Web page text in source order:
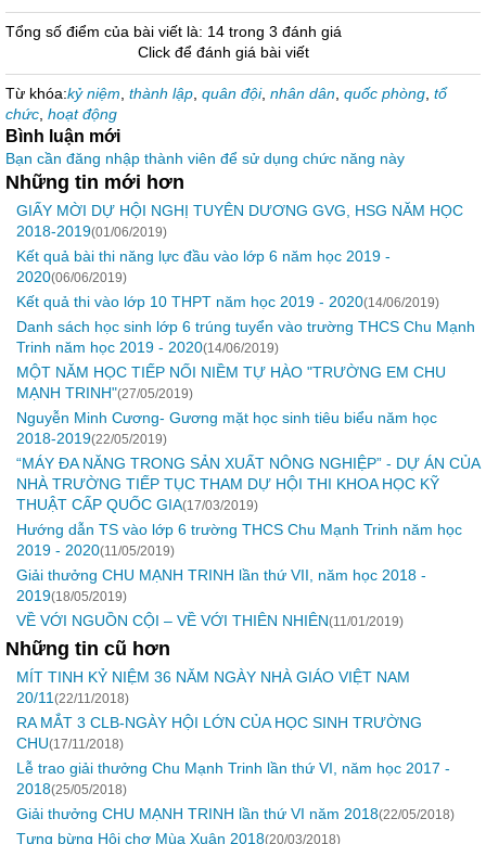
Tổng số điểm của bài viết là: 14 trong 3 đánh giá
Click để đánh giá bài viết
Từ khóa:kỷ niệm thành lập quân đội, nhân dân quốc phòng tổ
chức hoạt động
Bình luận mới
Bạn cần đăng nhập thành viên để sử dụng chức năng này
Những tin mới hơn
GIẤY MỜI DỰ HỘI NGHỊ TUYÊN DƯƠNG GVG, HSG NĂM HỌC
2018-2019(01/06/2019)
Kết quả bài thi năng lực đầu vào lớp 6 năm học 2019 -
2020(06/06/2019)
Kết quả thi vào lớp 10 THPT năm học 2019 - 2020(14/06/2019)
Danh sách học sinh lớp 6 trúng tuyển vào trường THCS Chu Mạnh
Trinh năm học 2019 - 2020(14/06/2019)
MỘT NĂM HỌC TIẾP NỐI NIỀM TỰ HÀO "TRƯỜNG EM CHU
MẠNH TRINH"(27/05/2019)
Nguyễn Minh Cương- Gương mặt học sinh tiêu biểu năm học
2018-2019(22/05/2019)
“MÁY ĐA NĂNG TRONG SẢN XUẤT NÔNG NGHIỆP” - DỰ ÁN CỦA
NHÀ TRƯỜNG TIẾP TỤC THAM DỰ HỘI THI KHOA HỌC KỸ
THUẬT CẤP QUỐC GIA(17/03/2019)
Hướng dẫn TS vào lớp 6 trường THCS Chu Mạnh Trinh năm học
2019 - 2020(11/05/2019)
Giải thưởng CHU MẠNH TRINH lần thứ VII, năm học 2018 -
2019(18/05/2019)
VỀ VỚI NGUỒN CỘI – VỀ VỚI THIÊN NHIÊN(11/01/2019)
Những tin cũ hơn
MÍT TINH KỶ NIỆM 36 NĂM NGÀY NHÀ GIÁO VIỆT NAM
20/11 (22/11/2018)
RA MẮT 3 CLB-NGÀY HỘI LỚN CỦA HỌC SINH TRƯỜNG
CHU(17/11/2018)
Lễ trao giải thưởng Chu Mạnh Trinh lần thứ VI, năm học 2017 -
2018(25/05/2018)
Giải thưởng CHU MẠNH TRINH lần thứ VI năm 2018(22/05/2018)
Tưng bừng Hội chợ Mùa Xuân 2018(20/03/2018)